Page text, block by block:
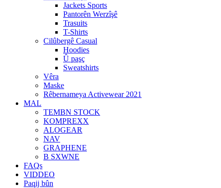
Jackets Sports
Pantorên Werzîşê
Trasuits
T-Shirts
Cilûbergê Casual
Hoodies
Û paşç
Sweatshirts
Vêra
Maske
Rêbernameya Activewear 2021
MAL
TEMBN STOCK
KOMPREXX
ALOGEAR
NAV
GRAPHENE
B SXWNE
FAQs
VIDDEO
Paqij bûn